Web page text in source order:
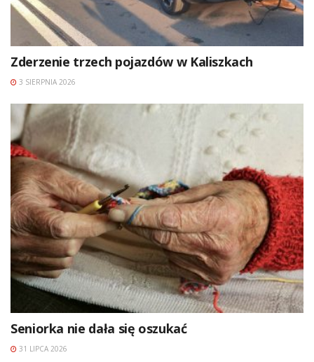
Zderzenie trzech pojazdów w Kaliszkach
3 SIERPNIA 2026
Seniorka nie dała się oszukać
31 LIPCA 2026